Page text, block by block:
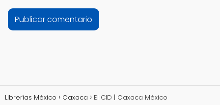
Librerías México Oaxaca El CID | Oaxaca México